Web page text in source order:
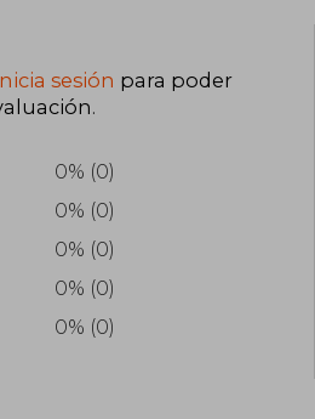
sesión para poder
.
0% (0)
0% (0)
0% (0)
0% (0)
0% (0)